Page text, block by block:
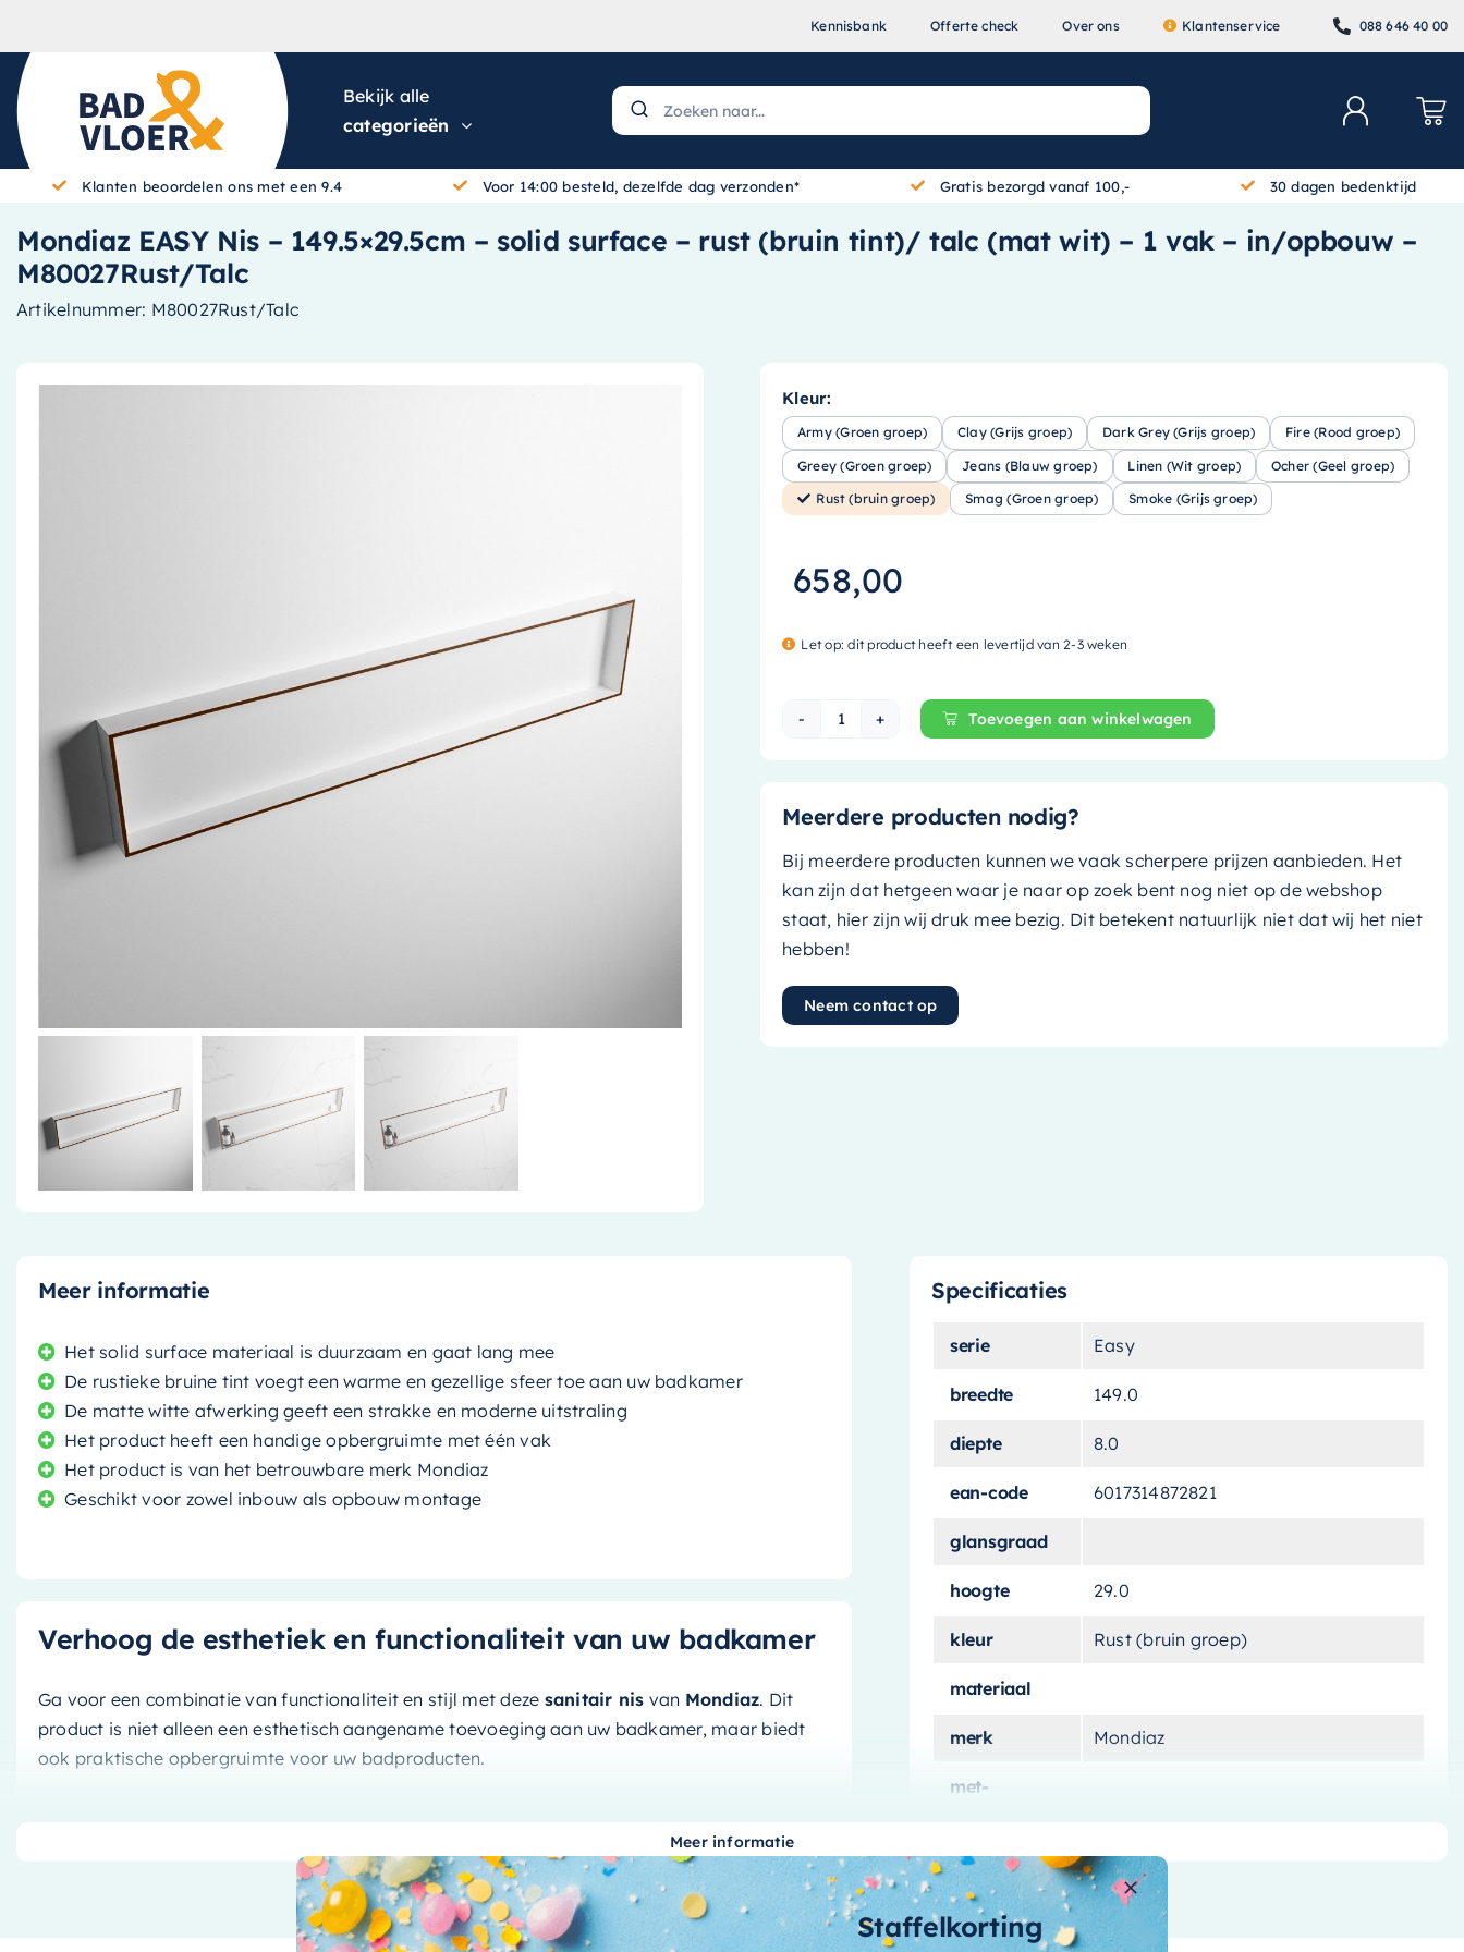
Kennisbank Offerte check Over ons Klantenservice 088 646 40 00
Bekijk alle
categorieën
Klanten beoordelen ons met een 9.4 Voor 14:00 besteld, dezelfde dag verzonden* Gratis bezorgd vanaf 100,- 30 dagen bedenktijd
Mondiaz EASY Nis – 149.5×29.5cm – solid surface – rust (bruin tint)/ talc (mat wit) – 1 vak – in/opbouw –
M80027Rust/Talc
Artikelnummer: M80027Rust/Talc
Kleur:
Army (Groen groep) Clay (Grijs groep) Dark Grey (Grijs groep) Fire (Rood groep)
Greey (Groen groep) Jeans (Blauw groep) Linen (Wit groep) Ocher (Geel groep)
Rust (bruin groep) Smag (Groen groep) Smoke (Grijs groep)
658,00
Let op: dit product heeft een levertijd van 2-3 weken
Mondiaz EASY Nis - 149.5x29.5cm - solid surface - rust (bruin tint)/ talc
Toevoegen aan winkelwagen
Meerdere producten nodig?
Bij meerdere producten kunnen we vaak scherpere prijzen aanbieden. Het
kan zijn dat hetgeen waar je naar op zoek bent nog niet op de webshop
staat, hier zijn wij druk mee bezig. Dit betekent natuurlijk niet dat wij het niet
hebben!
Neem contact op
Meer informatie
Het solid surface materiaal is duurzaam en gaat lang mee
De rustieke bruine tint voegt een warme en gezellige sfeer toe aan uw badkamer
De matte witte afwerking geeft een strakke en moderne uitstraling
Het product heeft een handige opbergruimte met één vak
Het product is van het betrouwbare merk Mondiaz
Geschikt voor zowel inbouw als opbouw montage
Verhoog de esthetiek en functionaliteit van uw badkamer
Ga voor een combinatie van functionaliteit en stijl met deze sanitair nis van Mondiaz. Dit
product is niet alleen een esthetisch aangename toevoeging aan uw badkamer, maar biedt
ook praktische opbergruimte voor uw badproducten.
solid surface, een duurzaam en onderhoudsvriendelijk materiaal dat
bekend staat om zijn lange levensduur. Derustieke bruine tintenmatte witte afwerking
voegen een stijlvolle touch toe aan iedere badkamer.
Specificaties
serie Easy
breedte 149.0
diepte 8.0
ean-code 6017314872821
glansgraad
hoogte 29.0
kleur Rust (bruin groep)
materiaal
merk Mondiaz
met-
montagewijze
aantal-vakken 1 vak
Meer informatie
Staffelkorting